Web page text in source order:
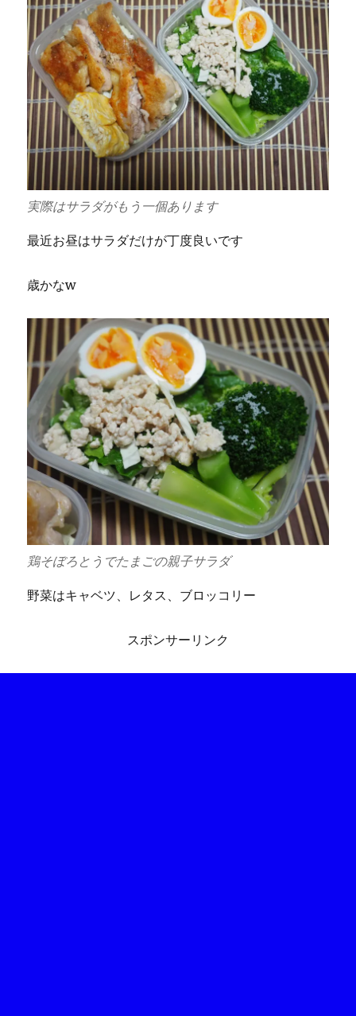
実際はサラダがもう一個あります
最近お昼はサラダだけが丁度良いです
歳かなw
鶏そぼろとうでたまごの親子サラダ
野菜はキャベツ、レタス、ブロッコリー
スポンサーリンク